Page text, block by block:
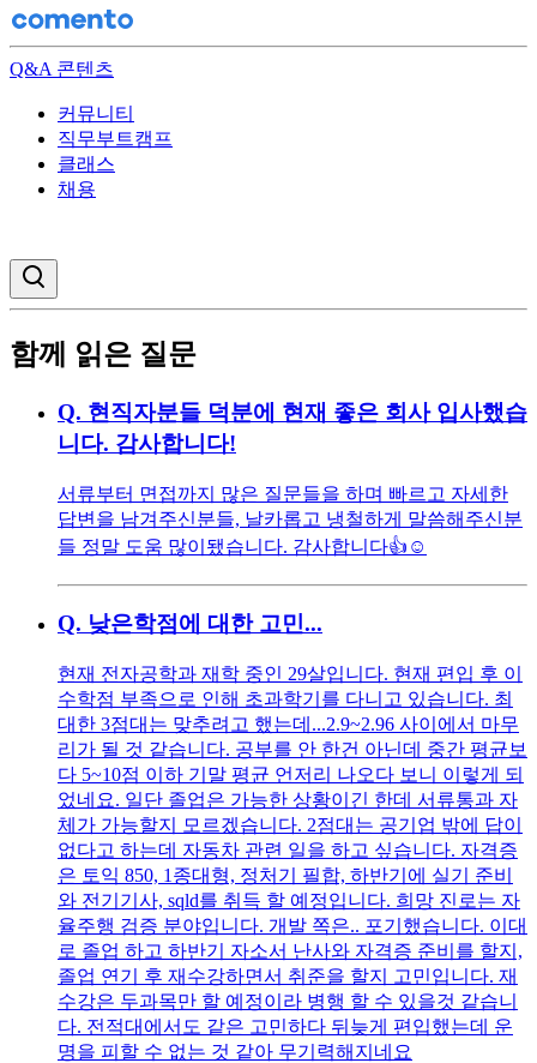
Q&A 콘텐츠
커뮤니티
직무부트캠프
클래스
채용
함께 읽은 질문
Q. 현직자분들 덕분에 현재 좋은 회사 입사했습
니다. 감사합니다!
서류부터 면접까지 많은 질문들을 하며 빠르고 자세한
답변을 남겨주신분들, 날카롭고 냉철하게 말씀해주신분
들 정말 도움 많이됐습니다. 감사합니다👍☺️
Q. 낮은학점에 대한 고민...
현재 전자공학과 재학 중인 29살입니다. 현재 편입 후 이
수학점 부족으로 인해 초과학기를 다니고 있습니다. 최
대한 3점대는 맞추려고 했는데...2.9~2.96 사이에서 마무
리가 될 것 같습니다. 공부를 안 한건 아닌데 중간 평균보
다 5~10점 이하 기말 평균 언저리 나오다 보니 이렇게 되
었네요. 일단 졸업은 가능한 상황이긴 한데 서류통과 자
체가 가능할지 모르겠습니다. 2점대는 공기업 밖에 답이
없다고 하는데 자동차 관련 일을 하고 싶습니다. 자격증
은 토익 850, 1종대형, 정처기 필합, 하반기에 실기 준비
와 전기기사, sqld를 취득 할 예정입니다. 희망 진로는 자
율주행 검증 분야입니다. 개발 쪽은.. 포기했습니다. 이대
로 졸업 하고 하반기 자소서 난사와 자격증 준비를 할지,
졸업 연기 후 재수강하면서 취준을 할지 고민입니다. 재
수강은 두과목만 할 예정이라 병행 할 수 있을것 같습니
다. 전적대에서도 같은 고민하다 뒤늦게 편입했는데 운
명을 피할 수 없는 것 같아 무기력해지네요